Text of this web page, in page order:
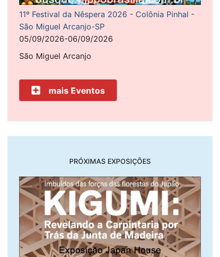
11º Festival da Nêspera 2026 - Colônia Pinhal -
São Miguel Arcanjo-SP
05/09/2026-06/09/2026
São Miguel Arcanjo
mais Eventos
PRÓXIMAS EXPOSIÇÕES